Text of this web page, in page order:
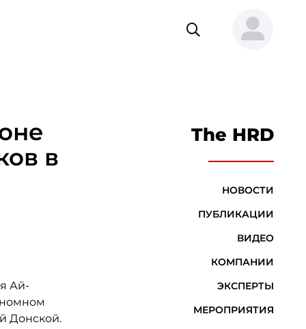
в
Ай-
Донской.
The HRD
НОВОСТИ
ПУБЛИКАЦИИ
ВИДЕО
КОМПАНИИ
ЭКСПЕРТЫ
МЕРОПРИЯТИЯ